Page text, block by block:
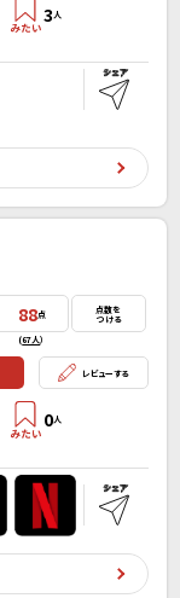
3人
88点
(67人）
点数を
つける
レビューする
0人